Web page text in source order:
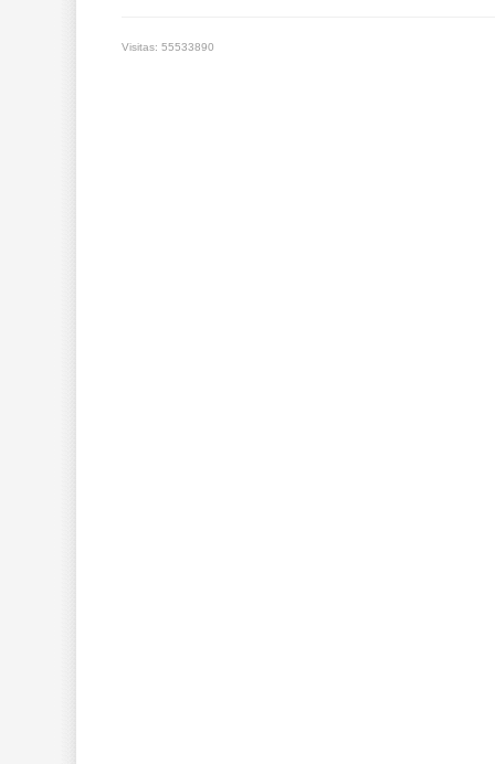
Visitas: 55533890